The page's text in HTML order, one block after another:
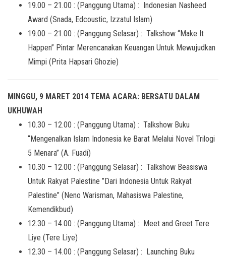
19.00 – 21.00 : (Panggung Utama) : Indonesian Nasheed
Award (Snada, Edcoustic, Izzatul Islam)
19.00 – 21.00 : (Panggung Selasar) : Talkshow “Make It
Happen” Pintar Merencanakan Keuangan Untuk Mewujudkan
Mimpi (Prita Hapsari Ghozie)
MINGGU, 9 MARET 2014 TEMA ACARA: BERSATU DALAM
UKHUWAH
10.30 – 12.00 : (Panggung Utama) : Talkshow Buku
“Mengenalkan Islam Indonesia ke Barat Melalui Novel Trilogi
5 Menara” (A. Fuadi)
10.30 – 12.00 : (Panggung Selasar) : Talkshow Beasiswa
Untuk Rakyat Palestine ”Dari Indonesia Untuk Rakyat
Palestine” (Neno Warisman, Mahasiswa Palestine,
Kemendikbud)
12.30 – 14.00 : (Panggung Utama) : Meet and Greet Tere
Liye (Tere Liye)
12.30 – 14.00 : (Panggung Selasar) : Launching Buku